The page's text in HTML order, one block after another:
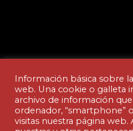
Aviso legal y
Información básica sobre
web. Una cookie o galleta
archivo de información
ordenador, “smartphone”
visitas nuestra página web.